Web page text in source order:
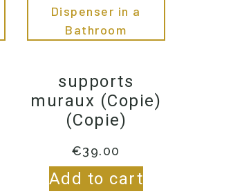
supports
muraux (Copie)
(Copie)
€39.00
Add to cart